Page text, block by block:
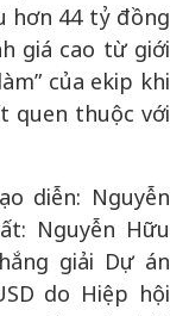
hơn 44 tỷ đồng
giá cao từ giới
của ekip khi
quen thuộc với
diễn: Nguyễn
Nguyễn Hữu
giải Dự án
do Hiệp hội